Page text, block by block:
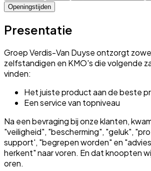
Openingstijden
Presentatie
Groep Verdis-Van Duyse ontzorgt
zelfstandigen en KMO's die volgende
vinden:
Het juiste product aan de beste
Een service van topniveau
Na een bevraging bij onze klanten,
"veiligheid", "bescherming", "geluk",
support', "begrepen worden" en
herkent" naar voren. En dat knoopten
oren.